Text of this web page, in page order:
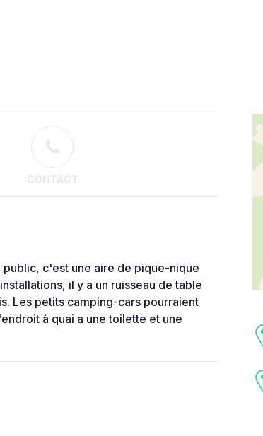
CONTACT
public, c'est une aire de pique-nique
il y a un ruisseau de table
Les petits camping-cars pourraient
à quai a une toilette et une